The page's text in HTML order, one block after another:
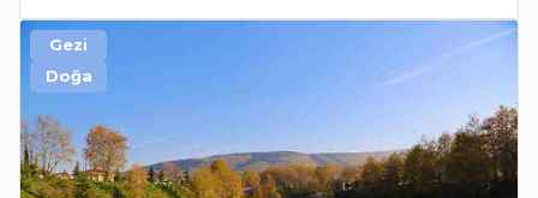
Gezi
Doğa